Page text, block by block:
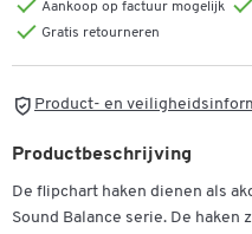
Aankoop op factuur mogelijk
Gratis retourneren
Product- en
Productbeschrijving
De flipchart haken dienen als
Sound Balance serie. De haken